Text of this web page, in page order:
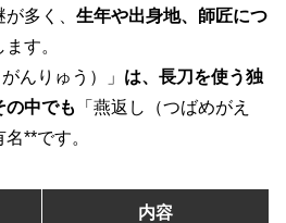
多く、 生年や出身地、師匠につ
ます。
んりゅう）」 は、長刀を使う独
の中でも
「燕返し（つばめがえ
**です。
内容